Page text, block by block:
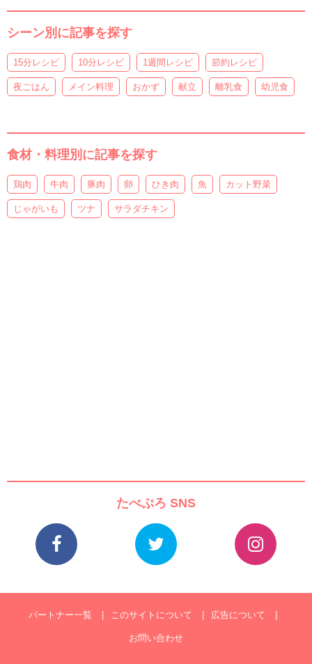
シーン別に記事を探す
15分レシピ 10分レシピ 1週間レシピ 節約レシピ
夜ごはん メイン料理 おかず 献立 離乳食 幼児食
食材・料理別に記事を探す
鶏肉 牛肉 豚肉 卵 ひき肉 魚 カット野菜
じゃがいも ツナ サラダチキン
たべぷろ SNS
パートナー一覧 このサイトについて 広告について
お問い合わせ